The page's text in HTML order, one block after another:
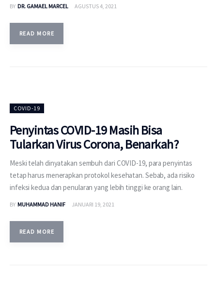
BY DR. GAMAEL MARCEL AGUSTUS 4, 2021
READ MORE
COVID-19
Penyintas COVID-19 Masih Bisa
Tularkan Virus Corona, Benarkah?
Meski telah dinyatakan sembuh dari COVID-19, para penyintas
tetap harus menerapkan protokol kesehatan. Sebab, ada risiko
infeksi kedua dan penularan yang lebih tinggi ke orang lain.
BY MUHAMMAD HANIF JANUARI 19, 2021
READ MORE